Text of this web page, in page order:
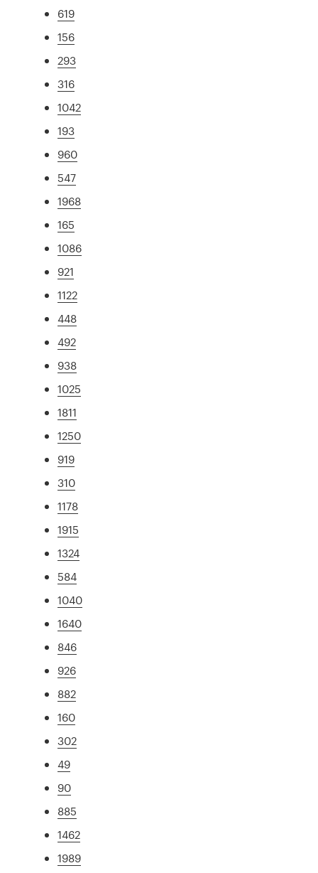
619
156
293
316
1042
193
960
547
1968
165
1086
921
1122
448
492
938
1025
1811
1250
919
310
1178
1915
1324
584
1040
1640
846
926
882
160
302
49
90
885
1462
1989